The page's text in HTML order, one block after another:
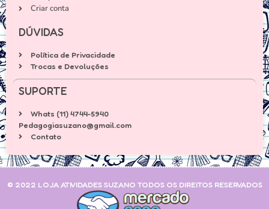
Criar conta
DÚVIDAS
Política de Privacidade
Trocas e Devoluções
SUPORTE
Whats (11) 4744-5940
Pedagogiasuzano@gmail.com
Contato
© 2022 LOJA ATIVIDADES SUZANO TODOS OS DIREITOS RESERVADOS